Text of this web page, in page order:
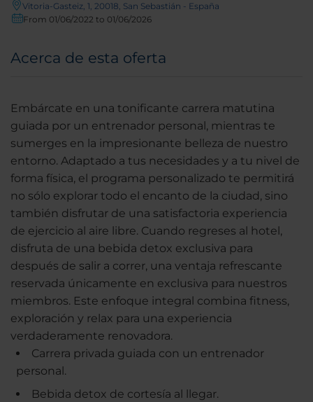
Vitoria-Gasteiz, 1, 20018, San Sebastián - España
From 01/06/2022 to 01/06/2026
Acerca de esta oferta
Embárcate en una tonificante carrera matutina
guiada por un entrenador personal, mientras te
sumerges en la impresionante belleza de nuestro
entorno. Adaptado a tus necesidades y a tu nivel de
forma física, el programa personalizado te permitirá
no sólo explorar todo el encanto de la ciudad, sino
también disfrutar de una satisfactoria experiencia
de ejercicio al aire libre. Cuando regreses al hotel,
disfruta de una bebida detox exclusiva para
después de salir a correr, una ventaja refrescante
reservada únicamente en exclusiva para nuestros
miembros. Este enfoque integral combina fitness,
exploración y relax para una experiencia
verdaderamente renovadora.
Carrera privada guiada con un entrenador
personal.
Bebida detox de cortesía al llegar.